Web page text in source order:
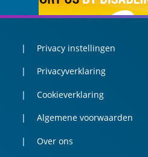
Privacy instellingen
Privacyverklaring
Cookieverklaring
Algemene voorwaarden
Over ons